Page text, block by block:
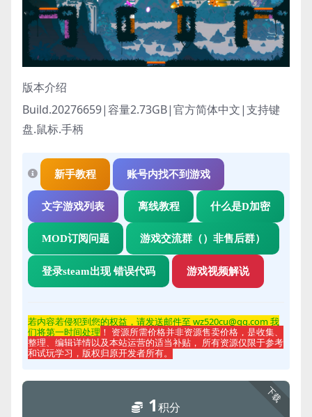
版本介绍
Build.20276659|容量2.73GB|官方简体中文|支持键
盘.鼠标.手柄
新手教程 账号内找不到游戏
文字游戏列表 离线教程 什么是D加密
MOD订阅问题 游戏交流群（）非售后群）
登录steam出现 错误代码 游戏视频解说
若内容若侵犯到您的权益，请发送邮件至 wz520cu@qq.com 我
们将第一时间处理 ！ 资源所需价格并非资源售卖价格，是收集、
整理、编辑详情以及本站运营的适当补贴， 所有资源仅限于参考
和试玩学习，版权归原开发者所有。
下载
1积分